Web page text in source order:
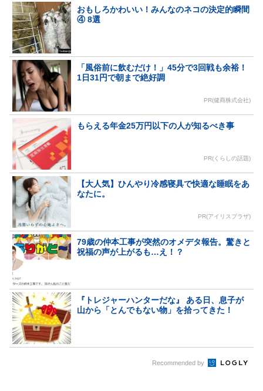
おもしろかわいい！みんなのネコの決定的瞬間
④ 8選
「風俗前に飲むだけ！」45分で3回戦も余裕！
1日31円で朝まで絶好調
PR(健商株式会社)
もらえる年金25万円以下の人が知るべき事
PR(くらしの話題)
【大人気】ひんやり冷感寝具で快適な睡眠をあ
なたに。
PR(アイリスプラザ)
79歳の仲本工事が突然のオメデタ報告。驚きと
祝福の声が上がるも…え！？
『トレジャーハンターだな』 ある日、息子が
山から「とんでもない物」を拾ってきた！
Recommended by